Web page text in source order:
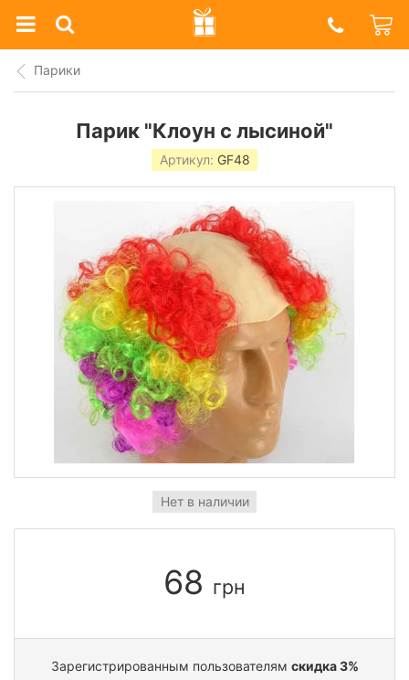
Prazdnik
Shop
Парики
Парик "Клоун с лысиной"
Артикул: GF48
Нет в наличии
68 грн
Зарегистрированным пользователям скидка 3%